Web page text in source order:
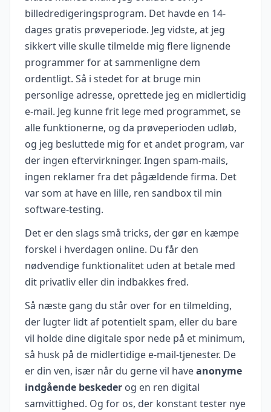
billedredigeringsprogram. Det havde en 14-
dages gratis prøveperiode. Jeg vidste, at jeg
sikkert ville skulle tilmelde mig flere lignende
programmer for at sammenligne dem
ordentligt. Så i stedet for at bruge min
personlige adresse, oprettede jeg en midlertidig
e-mail. Jeg kunne frit lege med programmet, se
alle funktionerne, og da prøveperioden udløb,
og jeg besluttede mig for et andet program, var
der ingen eftervirkninger. Ingen spam-mails,
ingen reklamer fra det pågældende firma. Det
var som at have en lille, ren sandbox til min
software-testing.
Det er den slags små tricks, der gør en kæmpe
forskel i hverdagen online. Du får den
nødvendige funktionalitet uden at betale med
dit privatliv eller din indbakkes fred.
Så næste gang du står over for en tilmelding,
der lugter lidt af potentielt spam, eller du bare
vil holde dine digitale spor nede på et minimum,
så husk på de midlertidige e-mail-tjenester. De
er din ven, især når du gerne vil haveanonyme
indgående beskeder og en ren digital
samvittighed. Og for os, der konstant tester nye